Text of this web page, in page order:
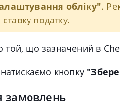
обліку".
податку.
той, що зазначений в
кнопку
замовлень